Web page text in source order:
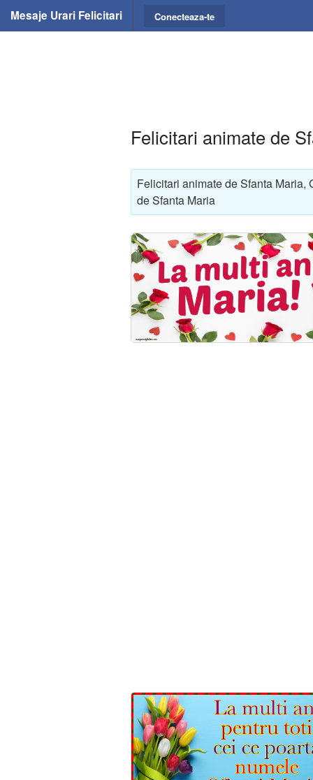
Mesaje Urari Felicitari Conecteaza-te
Felicitari animate de
Felicitari animate de Sfanta Maria,
de Sfanta Maria